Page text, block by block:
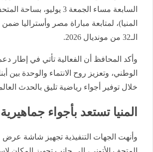
السابعة مساء الجمعة 3 يوليو،
المنيا)، لمتابعة مباراة مصر وأستراليا
الـ32 من مونديال 2026.
وأكد المحافظ أن الفعالية تأتي في إطار
الوطني، وتعزيز روح الانتماء والوحدة بين
خلال توفير أجواء رياضية تليق بالحدث
المنيا تستعد بأجواء
وأنهت الجهات التنفيذية تجهيز شاشة